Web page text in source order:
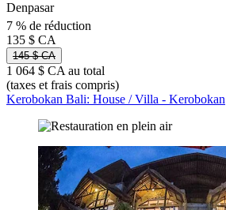
Denpasar
7 % de réduction
135 $ CA
145 $ CA
1 064 $ CA au total
(taxes et frais compris)
Kerobokan Bali: House / Villa - Kerobokan